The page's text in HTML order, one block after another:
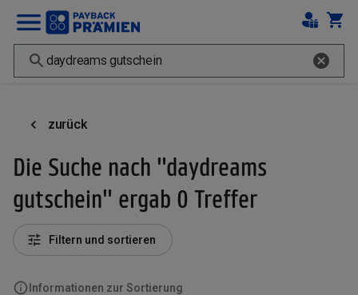
zurück
Die Suche nach "daydreams
gutschein" ergab 0 Treffer
Informationen zur Sortierung
Filtern und sortieren